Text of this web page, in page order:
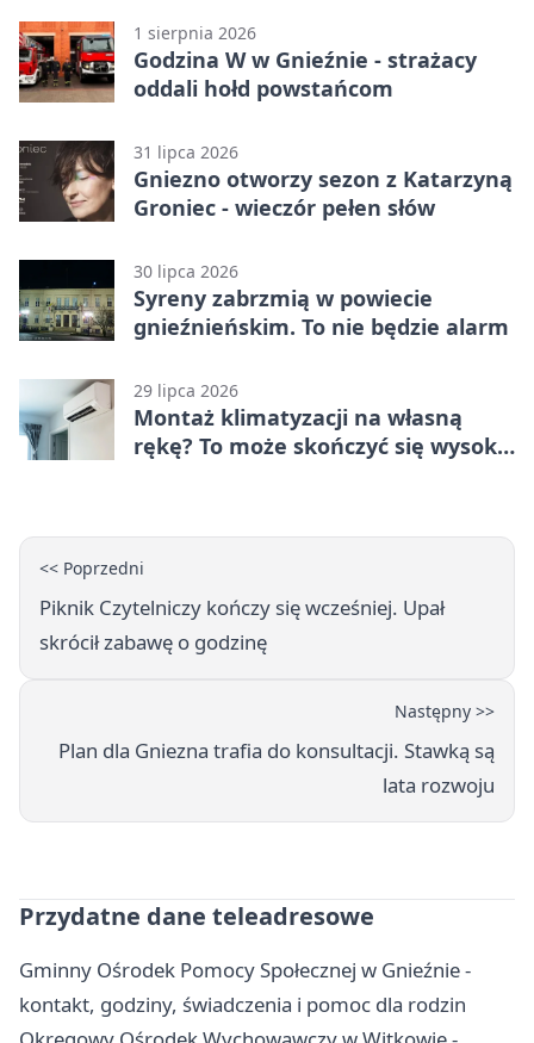
1 sierpnia 2026
Godzina W w Gnieźnie - strażacy
oddali hołd powstańcom
31 lipca 2026
Gniezno otworzy sezon z Katarzyną
Groniec - wieczór pełen słów
30 lipca 2026
Syreny zabrzmią w powiecie
gnieźnieńskim. To nie będzie alarm
29 lipca 2026
Montaż klimatyzacji na własną
rękę? To może skończyć się wysoką
<< Poprzedni
Piknik Czytelniczy kończy się wcześniej. Upał
skrócił zabawę o godzinę
Następny >>
Plan dla Gniezna trafia do konsultacji. Stawką są
lata rozwoju
Przydatne dane teleadresowe
Gminny Ośrodek Pomocy Społecznej w Gnieźnie -
kontakt, godziny, świadczenia i pomoc dla rodzin